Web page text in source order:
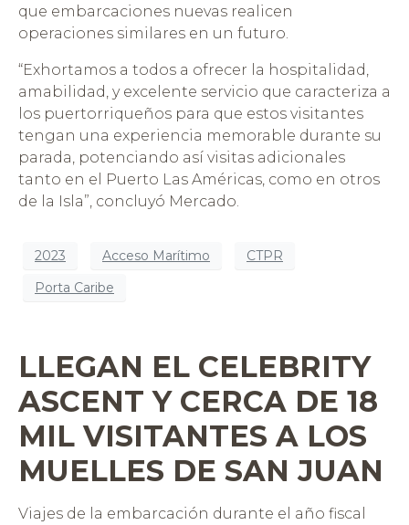
que embarcaciones nuevas realicen
operaciones similares en un futuro.
“Exhortamos a todos a ofrecer la hospitalidad,
amabilidad, y excelente servicio que caracteriza a
los puertorriqueños para que estos visitantes
tengan una experiencia memorable durante su
parada, potenciando así visitas adicionales
tanto en el Puerto Las Américas, como en otros
de la Isla”, concluyó Mercado.
2023 Acceso Marítimo
CTPR
Porta Caribe
LLEGAN EL CELEBRITY
ASCENT Y CERCA DE 18
MIL VISITANTES A LOS
MUELLES DE SAN JUAN
Viajes de la embarcación durante el año fiscal